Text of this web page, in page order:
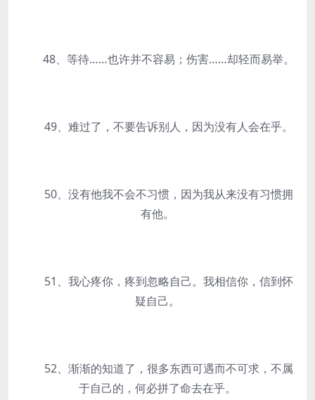
48、等待……也许并不容易；伤害……却轻而易举。
49、难过了，不要告诉别人，因为没有人会在乎。
50、没有他我不会不习惯，因为我从来没有习惯拥
有他。
51、我心疼你，疼到忽略自己。我相信你，信到怀
疑自己。
52、渐渐的知道了，很多东西可遇而不可求，不属
于自己的，何必拼了命去在乎。